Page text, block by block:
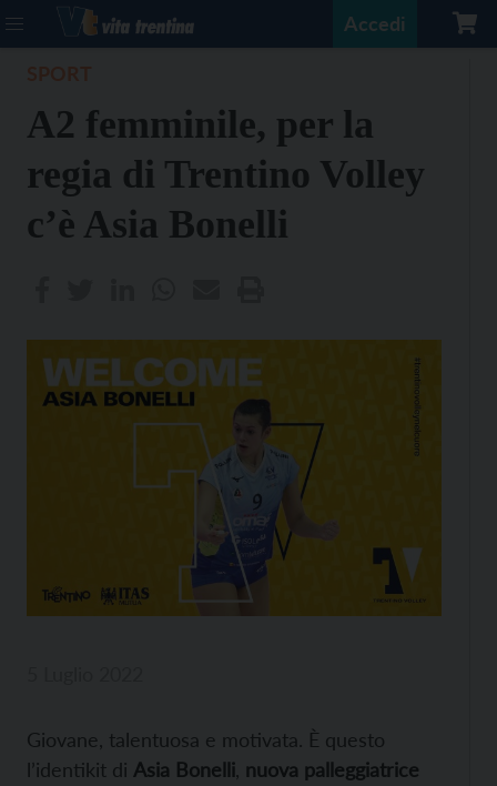
Accedi
A2 femminile, per la
regia di Trentino Volley
c’è Asia Bonelli
Giovane, talentuosa e motivata. È questo
l’identikit di Asia Bonelli nuova palleggiatrice